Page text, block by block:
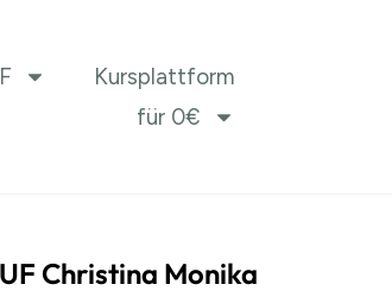
Kursplattform
für 0€
Christina Monika